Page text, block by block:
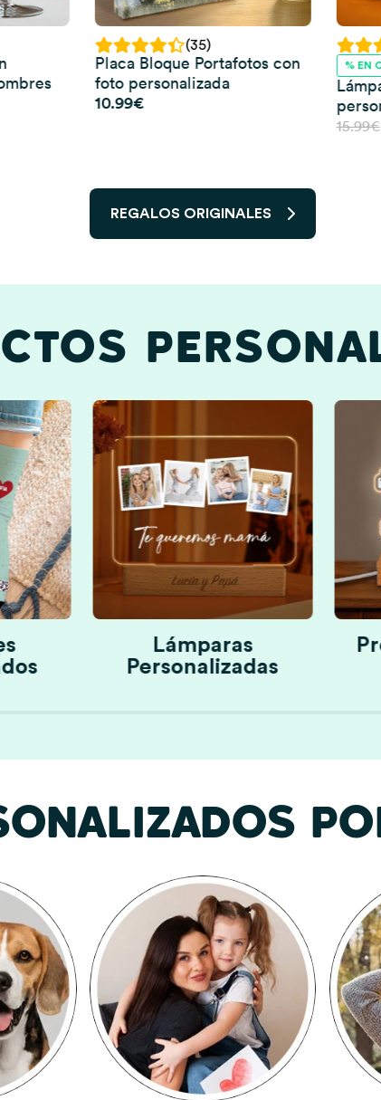
(35)
Placa Bloque Portafotos con
foto personalizada
10.99€
% EN
15.99€
REGALOS ORIGINALES
Lámparas
Personalizadas